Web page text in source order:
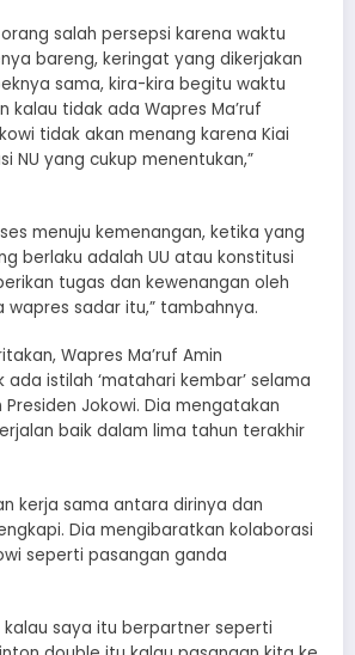
salah persepsi karena waktu
bareng, keringat yang dikerjakan
sama, kira-kira begitu waktu
kalau tidak ada Wapres Ma’ruf
tidak akan menang karena Kiai
NU yang cukup menentukan,”
menuju kemenangan, ketika yang
berlaku adalah UU atau konstitusi
tugas dan kewenangan oleh
wapres sadar itu,” tambahnya.
Wapres Ma’ruf Amin
istilah ‘matahari kembar’ selama
Jokowi. Dia mengatakan
baik dalam lima tahun terakhir
kerja sama antara dirinya dan
Dia mengibaratkan kolaborasi
seperti pasangan ganda
kalau saya itu berpartner seperti